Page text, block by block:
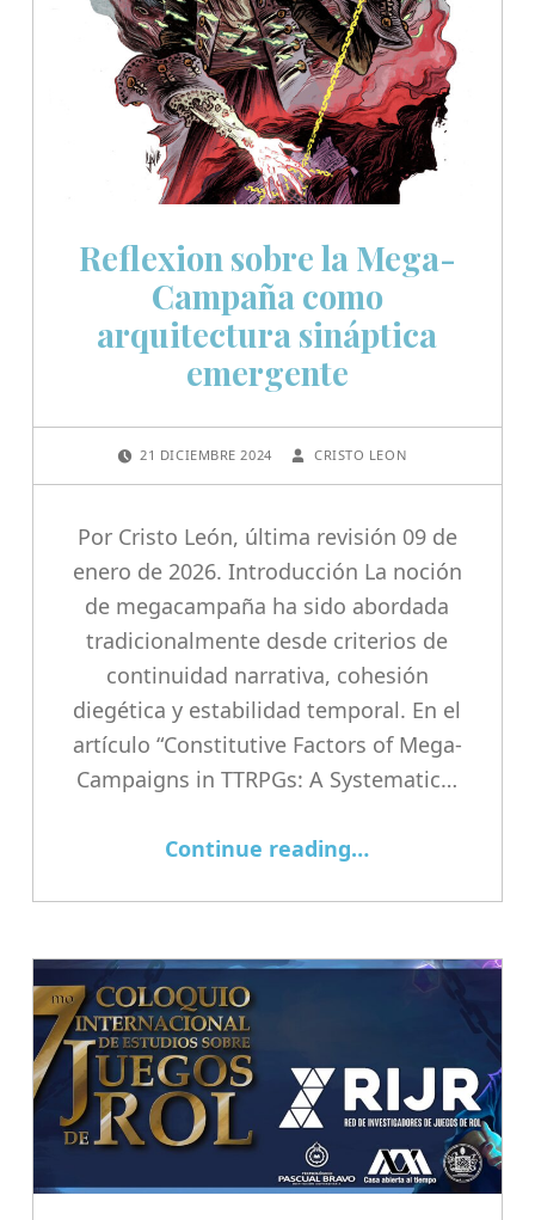
Reflexion sobre la Mega-
Campaña como
arquitectura sináptica
emergente
21 DICIEMBRE 2024 CRISTO LEON
Por Cristo León, última revisión 09 de
enero de 2026. Introducción La noción
de megacampaña ha sido abordada
tradicionalmente desde criterios de
continuidad narrativa, cohesión
diegética y estabilidad temporal. En el
artículo “Constitutive Factors of Mega-
Campaigns in TTRPGs: A Systematic…
Continue reading…